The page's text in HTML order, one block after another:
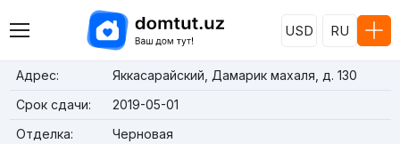
USD RU
Адрес:
Яккасарайский, Дамарик махаля, д. 130
Срок сдачи:
2019-05-01
Отделка:
Черновая